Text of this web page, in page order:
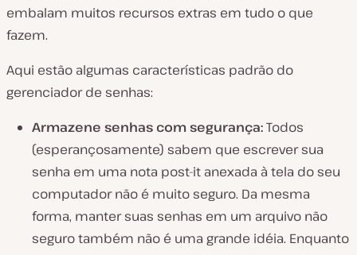
embalam muitos recursos extras em tudo o que
fazem.
Aqui estão algumas características padrão do
gerenciador de senhas:
Armazene senhas com segurança:Todos
(esperançosamente) sabem que escrever sua
senha em uma nota post-it anexada à tela do seu
computador não é muito seguro. Da mesma
forma, manter suas senhas em um arquivo não
seguro também não é uma grande idéia. Enquanto